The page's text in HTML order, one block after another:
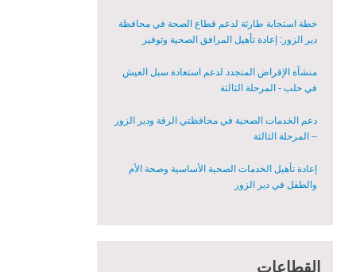
منشأة الإقراض المتجدد لدعم استعادة سبل العيش
في حلب - المرحلة الثالثة
دعم الخدمات الصحية في محافظتي الرقة ودير الزور
– المرحلة الثالثة
إعادة تأهيل الخدمات الصحية الأساسية وصحة الأم
والطفل في دير الزور
إعادة تأهيل المنازل لعيش آمن وكريم في الرقة ودير
الزور - المرحلة الثالثة
مبادرة متعددة القطاعات لإعادة التأهيل في مدينة
القطاعات